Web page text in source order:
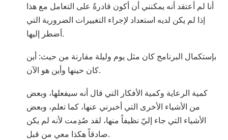
أنا لم أعتقد أنه يمكنني أن أكون قادرةً على التعامل مع هذا
إذا لم يكن لديه استعداد لإجراء التغييرات الضرورية التي
أضطر إليها.
بإستكمال البرنامج كان مثل يوم وليلة مقارنة من حيث: أين
كان حينها وأين هو الآن.
كمية الرعاية وكمية الأفكار التي قال أنه سيفعلها، وبعض
من الأشياء الأخرى التي أخبرني عنها، كما تعلم، وبعض
الأشياء التي جاء إليّ نظيفاً منها، لقد صُدِمت لأنه لم يكن
صادقاً هكذا معي من قبل.